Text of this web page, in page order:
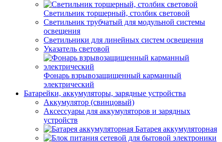
Светильник торшерный, столбик световой
Светильник трубчатый для модульной системы
освещения
Светильники для линейных систем освещения
Указатель световой
Фонарь взрывозащищенный карманный
электрический
Батарейки, аккумуляторы, зарядные устройства
Аккумулятор (свинцовый)
Аксессуары для аккумуляторов и зарядных
устройств
Батарея аккумуляторная